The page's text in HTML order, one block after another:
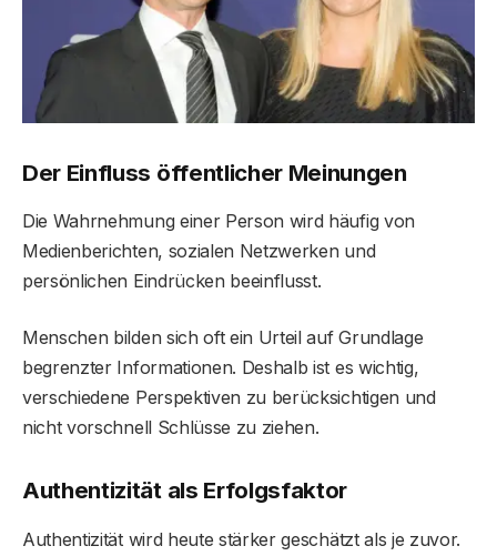
Der Einfluss öffentlicher Meinungen
Die Wahrnehmung einer Person wird häufig von
Medienberichten, sozialen Netzwerken und
persönlichen Eindrücken beeinflusst.
Menschen bilden sich oft ein Urteil auf Grundlage
begrenzter Informationen. Deshalb ist es wichtig,
verschiedene Perspektiven zu berücksichtigen und
nicht vorschnell Schlüsse zu ziehen.
Authentizität als Erfolgsfaktor
Authentizität wird heute stärker geschätzt als je zuvor.